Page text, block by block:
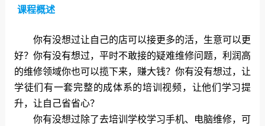
课程概述
你有没想过让自己的店可以接更多的活，生意可以更
好？你有没有想过，平时不敢接的疑难维修问题，利润高
的维修领域你也可以揽下来，赚大钱？你有没有想过，让
学徒们有一套完整的成体系的培训视频，让他们学习提
升，让自己省省心？
你有没想过除了去培训学校学习手机、电脑维修，可